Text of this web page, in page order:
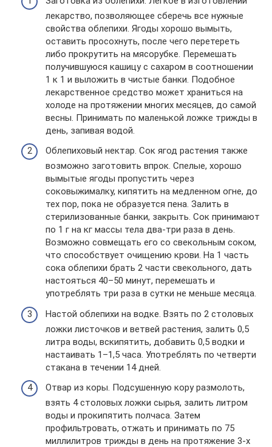
лекарство, позволяющее сберечь все нужные
свойства облепихи. Ягоды хорошо вымыть,
оставить просохнуть, после чего перетереть
либо прокрутить на мясорубке. Перемешать
получившуюся кашицу с сахаром в соотношении
1 к 1 и выложить в чистые банки. Подобное
лекарственное средство может храниться на
холоде на протяжении многих месяцев, до самой
весны. Принимать по маленькой ложке трижды в
день, запивая водой.
Облепиховый нектар. Сок ягод растения также
возможно заготовить впрок. Спелые, хорошо
вымытые ягоды пропустить через
соковыжималку, кипятить на медленном огне, до
тех пор, пока не образуется пена. Залить в
стерилизованные банки, закрыть. Сок принимают
по 1 г на кг массы тела два-три раза в день.
Возможно совмещать его со свекольным соком,
что способствует очищению крови. На 1 часть
сока облепихи брать 2 части свекольного, дать
настояться 40–50 минут, перемешать и
употреблять три раза в сутки не меньше месяца.
Настой облепихи на водке. Взять по 2 столовых
ложки листочков и ветвей растения, залить 0,5
литра воды, вскипятить, добавить 0,5 водки и
настаивать 1–1,5 часа. Употреблять по четверти
стакана в течении 14 дней.
Отвар из коры. Подсушенную кору размолоть,
взять 4 столовых ложки сырья, залить литром
воды и прокипятить полчаса. Затем
профильтровать, отжать и принимать по 75
миллилитров трижды в день на протяжение 3-х